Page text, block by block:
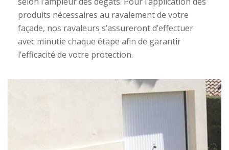
produits nécessaires au ravalement de votre
façade, nos ravaleurs s’assureront d’effectuer
avec minutie chaque étape afin de garantir
l’efficacité de votre protection.